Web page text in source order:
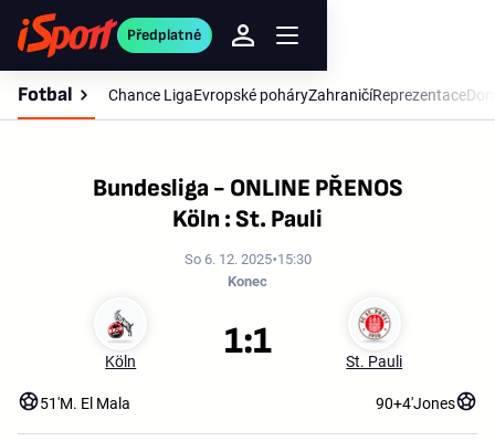
Předplatné
Fotbal Chance LigaEvropské poháryZahraničíReprezentace
Bundesliga - ONLINE PŘENOS
Köln : St. Pauli
So 6. 12. 2025 15:30
Konec
Köln St. Pauli
1:1
51'M. El Mala 90+4'Jones